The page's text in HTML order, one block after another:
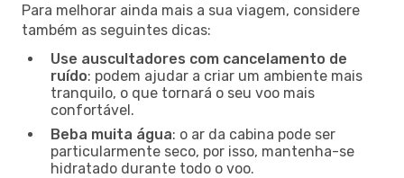
Para melhorar ainda mais a sua viagem, considere
também as seguintes dicas:
Use auscultadores com cancelamento de
ruído: podem ajudar a criar um ambiente mais
tranquilo, o que tornará o seu voo mais
confortável.
Beba muita água: o ar da cabina pode ser
particularmente seco, por isso, mantenha-se
hidratado durante todo o voo.